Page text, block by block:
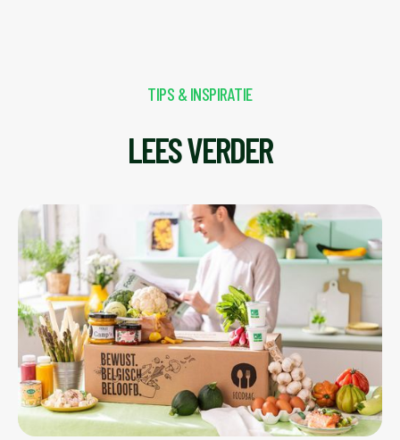
TIPS & INSPIRATIE
LEES VERDER